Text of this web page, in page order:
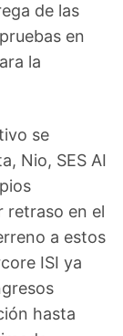
de las
en
la
se
Nio, SES AI
retraso en el
a estos
ISI ya
hasta